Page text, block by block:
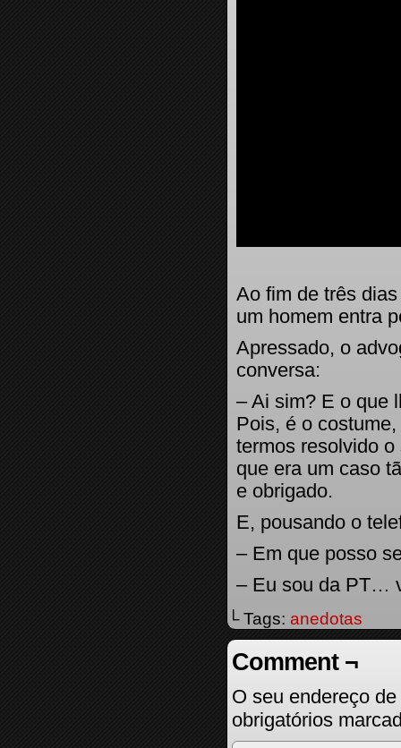
Ao fim de três
um homem entra
Apressado, o
conversa:
– Ai sim? E o que
Pois, é o
termos resolvido
que era um caso
e obrigado.
E, pousando o
– Em que posso
– Eu sou da PT…
└ Tags: anedotas
Comment ¬
O seu endereço
obrigatórios